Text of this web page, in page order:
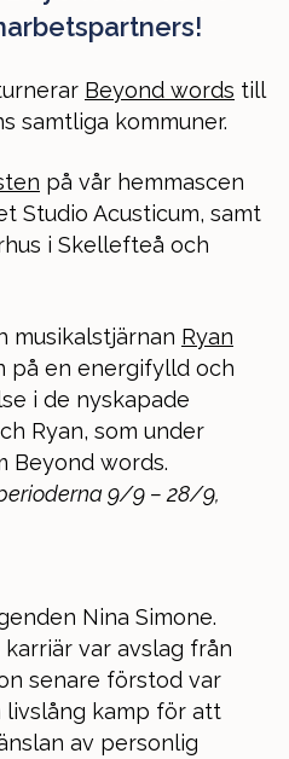
Beyond words till
samtliga kommuner.
på vår hemmascen
Studio Acusticum, samt
i Skellefteå och
musikalstjärnan Ryan
på en energifylld och
i de nyskapade
Ryan, som under
Beyond words.
9/9 – 28/9,
Nina Simone.
var avslag från
senare förstod var
livslång kamp för att
av personlig